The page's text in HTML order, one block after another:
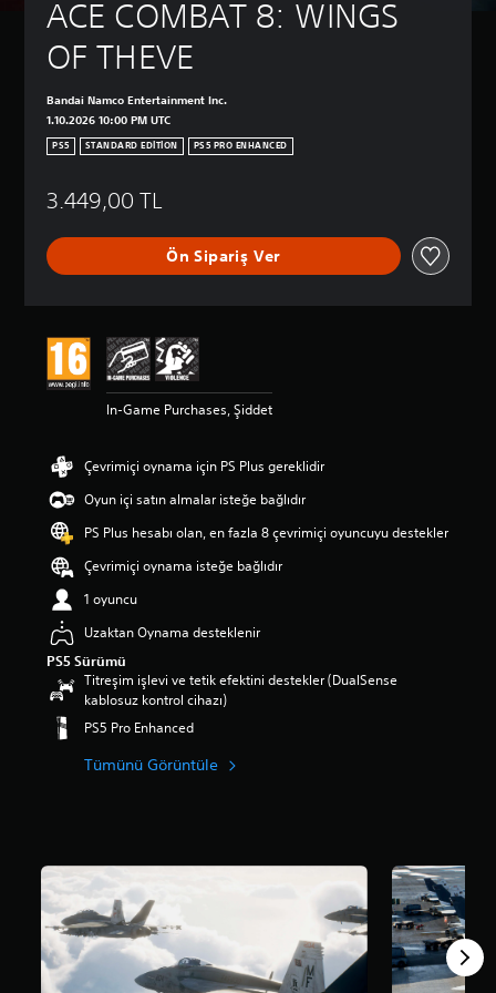
ACE COMBAT 8: WINGS
OF THEVE
Bandai Namco Entertainment Inc.
1.10.2026 10:00 PM UTC
PS5 STANDARD EDITION PS5 PRO ENHANCED
3.449,00 TL
Ön Sipariş Ver
In-Game Purchases, Şiddet
Çevrimiçi oynama için PS Plus gereklidir
Oyun içi satın almalar isteğe bağlıdır
PS Plus hesabı olan, en fazla 8 çevrimiçi oyuncuyu destekler
Çevrimiçi oynama isteğe bağlıdır
1 oyuncu
Uzaktan Oynama desteklenir
PS5 Sürümü
Titreşim işlevi ve tetik efektini destekler (DualSense
kablosuz kontrol cihazı)
PS5 Pro Enhanced
Tümünü Görüntüle